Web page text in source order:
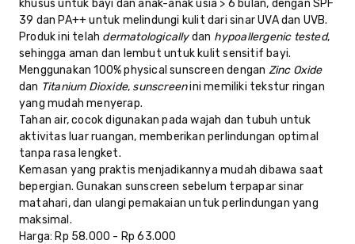
khusus untuk bayi dan anak-anak usia > 6 bulan, dengan SPF
39 dan PA++ untuk melindungi kulit dari sinar UVA dan UVB.
Produk ini telah dermatologicallydan hypoallergenic tested,
sehingga aman dan lembut untuk kulit sensitif bayi.
Menggunakan 100% physical sunscreen dengan Zinc Oxide
dan Titanium Dioxide, sunscreenini memiliki tekstur ringan
yang mudah menyerap.
Tahan air, cocok digunakan pada wajah dan tubuh untuk
aktivitas luar ruangan, memberikan perlindungan optimal
tanpa rasa lengket.
Kemasan yang praktis menjadikannya mudah dibawa saat
bepergian. Gunakan sunscreen sebelum terpapar sinar
matahari, dan ulangi pemakaian untuk perlindungan yang
maksimal.
Harga: Rp 58.000 - Rp 63.000